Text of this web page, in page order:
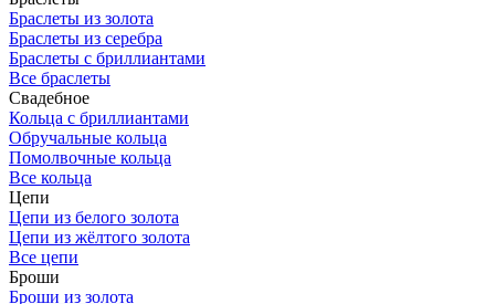
Браслеты из золота
Браслеты из серебра
Браслеты с бриллиантами
Все браслеты
Свадебное
Кольца с бриллиантами
Обручальные кольца
Помолвочные кольца
Все кольца
Цепи
Цепи из белого золота
Цепи из жёлтого золота
Все цепи
Броши
Броши из золота